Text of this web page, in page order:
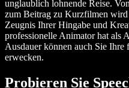
unglaublich lohnende Reise.
zum Beitrag zu Kurzfilmen
Zeugnis Ihrer Hingabe und
professionelle Animator hat als
Ausdauer können auch Sie Ihre
erwecken.
Probieren Sie